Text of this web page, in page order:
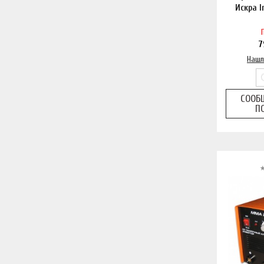
Искра